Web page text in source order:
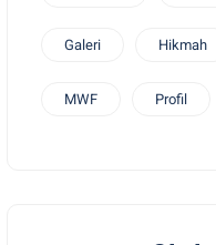
Galeri Hikmah
MWF Profil